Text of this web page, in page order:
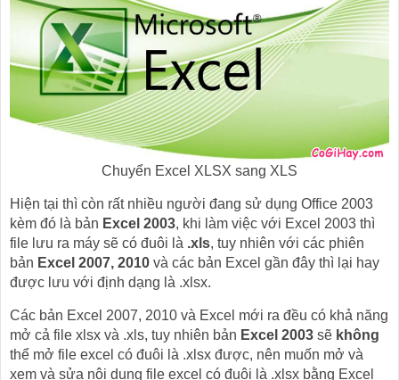
Chuyển Excel XLSX sang XLS
Hiện tại thì còn rất nhiều người đang sử dụng Office 2003
kèm đó là bản Excel 2003, khi làm việc với Excel 2003 thì
file lưu ra máy sẽ có đuôi là .xls, tuy nhiên với các phiên
bản Excel 2007, 2010 và các bản Excel gần đây thì lại hay
được lưu với định dạng là .xlsx.
Các bản Excel 2007, 2010 và Excel mới ra đều có khả năng
mở cả file xlsx và .xls, tuy nhiên bản Excel 2003 sẽ không
thể mở file excel có đuôi là .xlsx được, nên muốn mở và
xem và sửa nội dung file excel có đuôi là .xlsx bằng Excel